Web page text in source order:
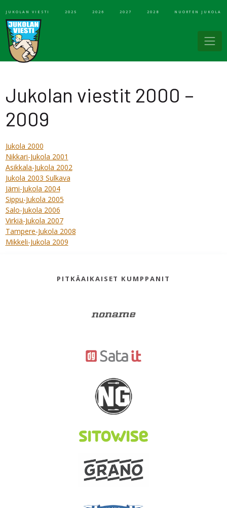
JUKOLAN VIESTI 2025 2026 2027 2028 NUORTEN JUKOLA
Jukolan viestit 2000 –
2009
Jukola 2000
Nikkari-Jukola 2001
Asikkala-Jukola 2002
Jukola 2003 Sulkava
Jämi-Jukola 2004
Sippu-Jukola 2005
Salo-Jukola 2006
Virkiä-Jukola 2007
Tampere-Jukola 2008
Mikkeli-Jukola 2009
PITKÄAIKAISET KUMPPANIT